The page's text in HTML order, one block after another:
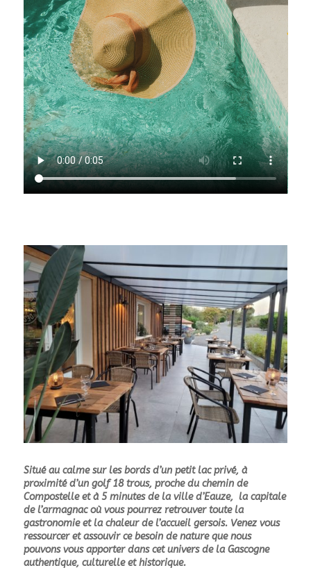
Situé au calme sur les bords d’un petit lac privé, à
proximité d’un golf 18 trous, proche du chemin de
Compostelle et à 5 minutes de la ville d’Eauze, la capitale
de l’armagnac où vous pourrez retrouver toute la
gastronomie et la chaleur de l’accueil gersois. Venez vous
ressourcer et assouvir ce besoin de nature que nous
pouvons vous apporter dans cet univers de la Gascogne
authentique, culturelle et historique.